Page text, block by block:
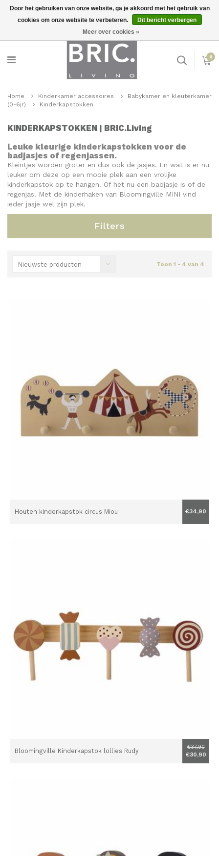
Inloggen
0
Home Kinderkamer accessoires
Babykamer en kleuterkamer
(0-6jr)
Kinderkapstokken
KINDERKAPSTOKKEN | BRIC.Living
Leuke kleurige kinderkapstokken voor de
badjasjes of regenjassen.
Kleintjes worden groter en dus ook de jasjes. En wat is er nu
leuker om deze op een mooie plek aan een vrolijke
kinderkapstok op te hangen. Of het nu een badjasje is of de
regenjas. Met de kinderhaken van Bloomingville MINI vind
ieder jasje wel zijn plek.
Filters
Nieuwste producten Toon 1 - 4 van 4
Houten kinderkapstok circus Miou €34,90
Bloomingville Kinderkapstok lollies Rudy
€37,90
€30,90
Door het gebruiken van onze website, ga je akkoord met het gebruik van
cookies om onze website te verbeteren.
Dit bericht verbergen
Meer over cookies »